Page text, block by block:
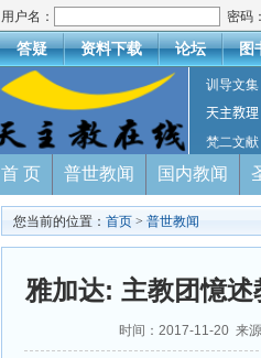
用户名： 密码：
答疑 资料下载 论坛 图
训导文集
天主教理
梵二文献
首 页 普世教闻 国内教闻
您当前的位置： 首页 > 普世教闻
雅加达: 主教团憶
时间：2017-11-20 来源